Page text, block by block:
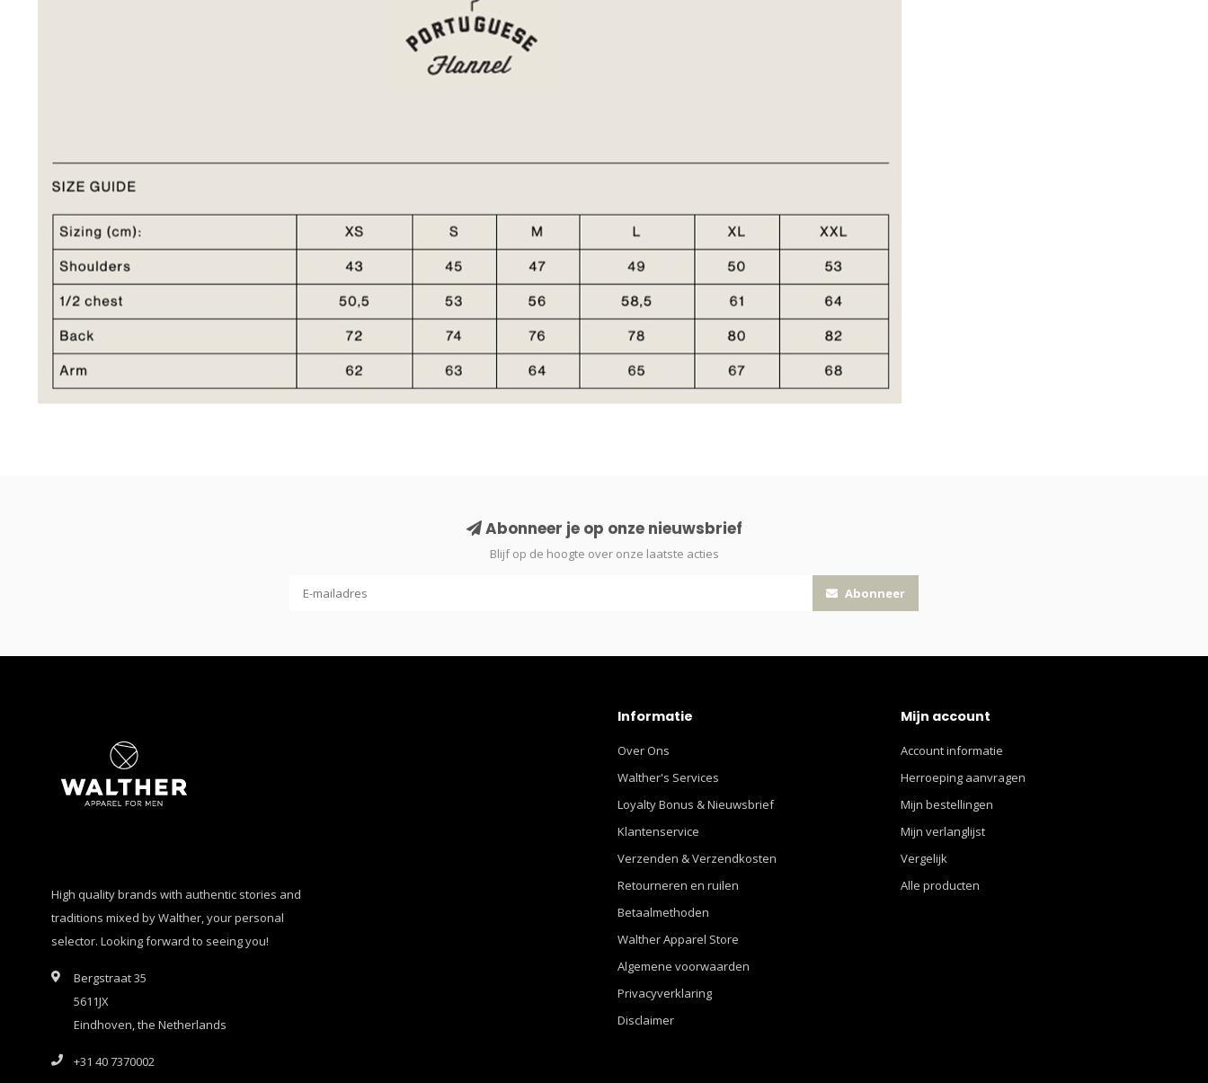
Abonneer je op onze nieuwsbrief
Blijf op de hoogte over onze laatste acties
Abonneer
High quality brands with authentic stories and
traditions mixed by Walther, your personal
selector. Looking forward to seeing you!
Bergstraat 35
5611JX
Eindhoven, the Netherlands
+31 40 7370002
Informatie
Over Ons
Walther's Services
Loyalty Bonus & Nieuwsbrief
Klantenservice
Verzenden & Verzendkosten
Retourneren en ruilen
Betaalmethoden
Walther Apparel Store
Algemene voorwaarden
Privacyverklaring
Disclaimer
Mijn account
Account informatie
Herroeping aanvragen
Mijn bestellingen
Mijn verlanglijst
Vergelijk
Alle producten